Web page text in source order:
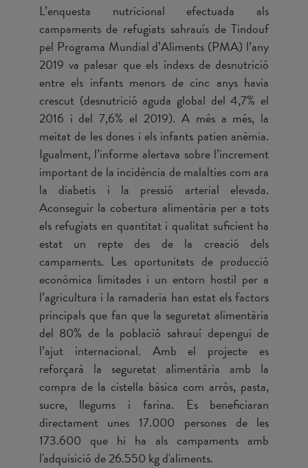
L’enquesta nutricional efectuada als
campaments de refugiats sahrauís de Tindouf
pel Programa Mundial d’Aliments (PMA) l’any
2019 va palesar que els índexs de desnutrició
entre els infants menors de cinc anys havia
crescut (desnutrició aguda global del 4,7% el
2016 i del 7,6% el 2019). A més a més, la
meitat de les dones i els infants patien anèmia.
Igualment, l’informe alertava sobre l’increment
important de la incidència de malalties com ara
la diabetis i la pressió arterial elevada.
Aconseguir la cobertura alimentària per a tots
els refugiats en quantitat i qualitat suficient ha
estat un repte des de la creació dels
campaments. Les oportunitats de producció
econòmica limitades i un entorn hostil per a
l’agricultura i la ramaderia han estat els factors
principals que fan que la seguretat alimentària
del 80% de la població sahrauí depengui de
l’ajut internacional. Amb el projecte es
reforçarà la seguretat alimentària amb la
compra de la cistella bàsica com arròs, pasta,
sucre, llegums i farina. Es beneficiaran
directament unes 17.000 persones de les
173.600 que hi ha als campaments amb
l'adquisició de 26.550 kg d'aliments.